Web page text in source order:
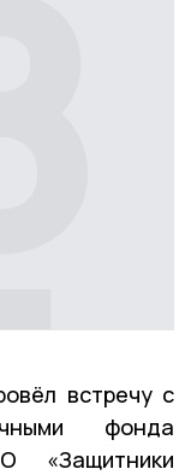
встречу с
фонда
«Защитники